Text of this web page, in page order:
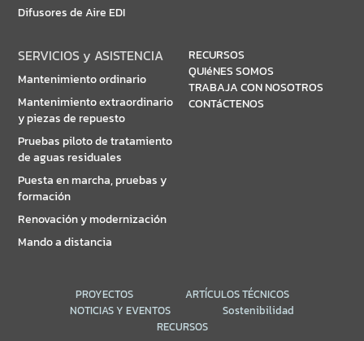
Difusores de Aire EDI
SERVICIOS y ASISTENCIA
Mantenimiento ordinario
Mantenimiento extraordinario
y piezas de repuesto
Pruebas piloto de tratamiento
de aguas residuales
Puesta en marcha, pruebas y
formación
Renovación y modernización
Mando a distancia
RECURSOS
QUIéNES SOMOS
TRABAJA CON NOSOTROS
CONTáCTENOS
PROYECTOS
ARTÍCULOS TÉCNICOS
NOTICIAS Y EVENTOS
Sostenibilidad
RECURSOS